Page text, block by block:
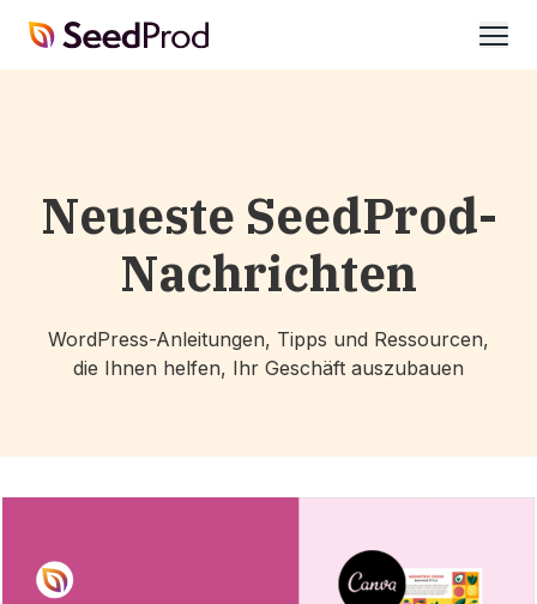
SeedProd
Neueste SeedProd-
Nachrichten
WordPress-Anleitungen, Tipps und Ressourcen,
die Ihnen helfen, Ihr Geschäft auszubauen